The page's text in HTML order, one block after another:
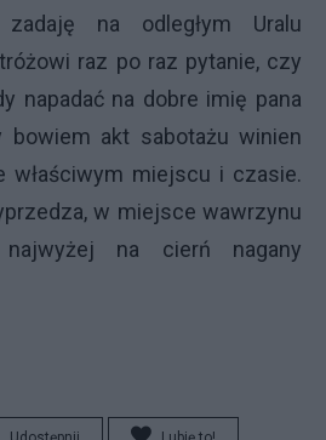
zadaję na odległym Uralu
raz po raz pytanie, czy
napadać na dobre imię pana
bowiem akt sabotażu winien
właściwym miejscu i czasie.
w miejsce wawrzynu
na cierń nagany